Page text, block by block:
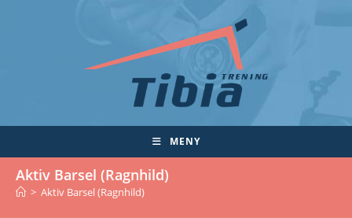
MENY
Aktiv Barsel (Ragnhild)
> Aktiv Barsel (Ragnhild)